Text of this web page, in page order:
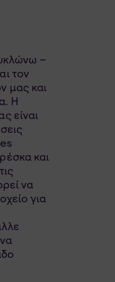
–
τον
μας και
Η
είναι
και
να
για